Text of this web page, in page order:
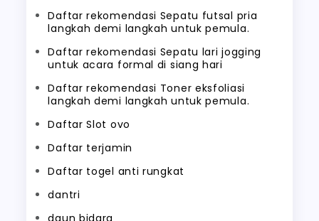
Daftar rekomendasi Sepatu futsal pria
langkah demi langkah untuk pemula.
Daftar rekomendasi Sepatu lari jogging
untuk acara formal di siang hari
Daftar rekomendasi Toner eksfoliasi
langkah demi langkah untuk pemula.
Daftar Slot ovo
Daftar terjamin
Daftar togel anti rungkat
dantri
daun bidara